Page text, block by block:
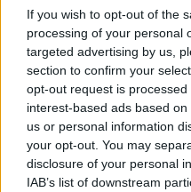
If you wish to opt-out of the
processing of your personal
targeted advertising by us,
section to confirm your
opt-out request is
interest-based ads based
us or personal information
your opt-out. You may
disclosure of your personal
IAB’s list of downstream
άλλων
τρόπο την εξέτασή
την αίθουσα
απόφασή της
γραπτό δοκίμιο
Λυκειακή επιτροπή
μηδέν (0).